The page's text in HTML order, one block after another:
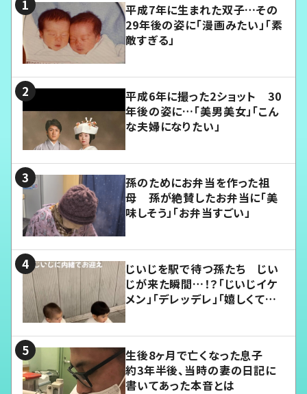
平成7年に生まれた双子…その
29年後の姿に「漫画みたい」「素
敵すぎる」
平成6年に撮った2ショット 30
年後の姿に…「美男美女」「こん
な夫婦になりたい」
孫のためにお弁当を作った祖
母 孫が絶賛したお弁当に「美
味しそう」「お弁当すごい」
じいじを駅で待つ孫たち じい
じが来た瞬間…！？「じいじイケ
メン」「デレッデレ」「嬉しくて可
生後8ヶ月で亡くなった息子
約3年半後、当時の妻の日記に
書いてあった本音とは